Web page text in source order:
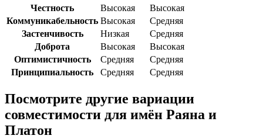
Честность
Высокая
Высокая
Коммуникабельность Высокая
Средняя
Застенчивость
Низкая
Средняя
Доброта
Высокая
Высокая
Оптимистичность
Средняя
Средняя
Принципиальность
Средняя Средняя
Посмотрите другие вариации
совместимости для имён Раяна и
Платон